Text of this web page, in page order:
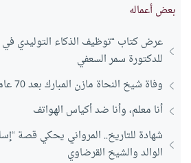
بعض أعماله
عرض كتاب “توظيف الذكاء التوليدي في
للدكتورة سمر السعفي
وفاة شيخ النحاة مازن المبارك بعد 70 عاما في خدمة اللغة العربية
أنا معلم، وأنا ضد أكياس الهواتف
شهادة للتاريخ.. المرواني يحكي قصة
الوالد والشيخ القرضاوي